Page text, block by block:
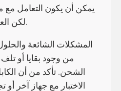
يمكن أن يكون التعامل
لكن العديد من الحلول بسيطة.
المشكلات الشائعة
من وجود بقايا أو
الشحن. تأكد من أن
الاختبار مع جهاز آخر